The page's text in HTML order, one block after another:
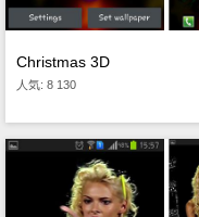
Christmas 3D
人気: 8 130